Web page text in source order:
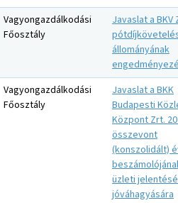
Vagyongazdálkodási
Főosztály
Javaslat a BKV
állományának
Vagyongazdálkodási
Főosztály
Javaslat a BKK
Budapesti
Központ Zrt.
összevont
(konszolidált)
üzleti
jóváhagyására